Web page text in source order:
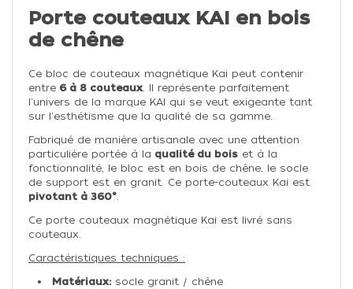
Porte couteaux KAI en bois
de chêne
Ce bloc de couteaux magnétique Kai peut contenir
entre 6 à 8 couteaux. Il représente parfaitement
l'univers de la marque KAI qui se veut exigeante tant
sur l'esthétisme que la qualité de sa gamme.
Fabriqué de manière artisanale avec une attention
particulière portée à la qualité du bois et à la
fonctionnalité, le bloc est en bois de chêne, le socle
de support est en granit. Ce porte-couteaux Kai est
pivotant à 360°.
Ce porte couteaux magnétique Kai est livré sans
couteaux.
Caractéristiques techniques :
Matériaux:socle granit / chêne